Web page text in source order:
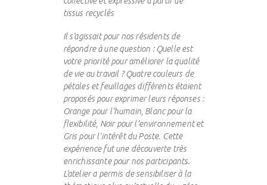
tissus recyclés
Il s’agissait pour nos résidents de
répondre à une question : Quelle est
votre priorité pour améliorer la qualité
de vie au travail ? Quatre couleurs de
pétales et feuillages différents étaient
proposés pour exprimer leurs réponses :
Orange pour l’humain, Blanc pour la
flexibilité, Noir pour l’environnement et
Gris pour l’intérêt du Poste. Cette
expérience fut une découverte très
enrichissante pour nos participants.
L’atelier a permis de sensibiliser à la